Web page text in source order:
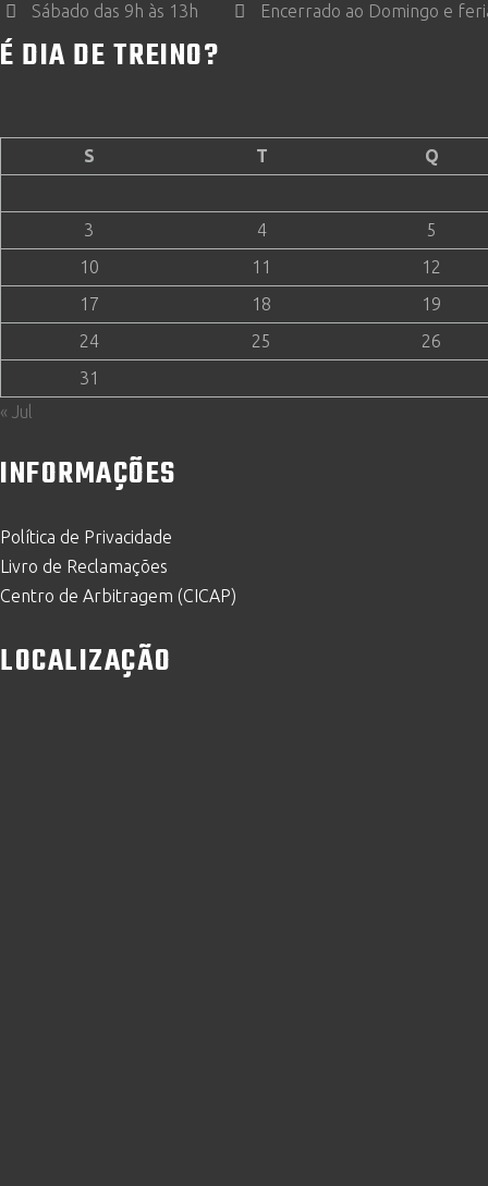
Sábado das 9h às 13h Encerrado ao Domingo e
É DIA DE TREINO?
S T Q
3 4
5
10
11
12
17
18
19
24
25
26
31
« Jul
INFORMAÇÕES
Política de Privacidade
Livro de Reclamações
Centro de Arbitragem (CICAP)
LOCALIZAÇÃO